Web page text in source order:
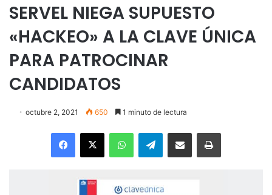
SERVEL NIEGA SUPUESTO
«HACKEO» A LA CLAVE ÚNICA
PARA PATROCINAR
CANDIDATOS
octubre 2, 2021 650 1 minuto de lectura
Facebook
X WhatsAppTelegramEnviar vía email Imprimir